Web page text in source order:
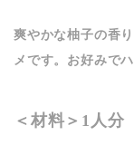
爽やかな柚子の香
メです。お好みで
＜材料＞1人分